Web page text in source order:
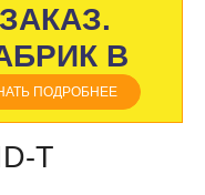
В
ПОДРОБНЕЕ
T